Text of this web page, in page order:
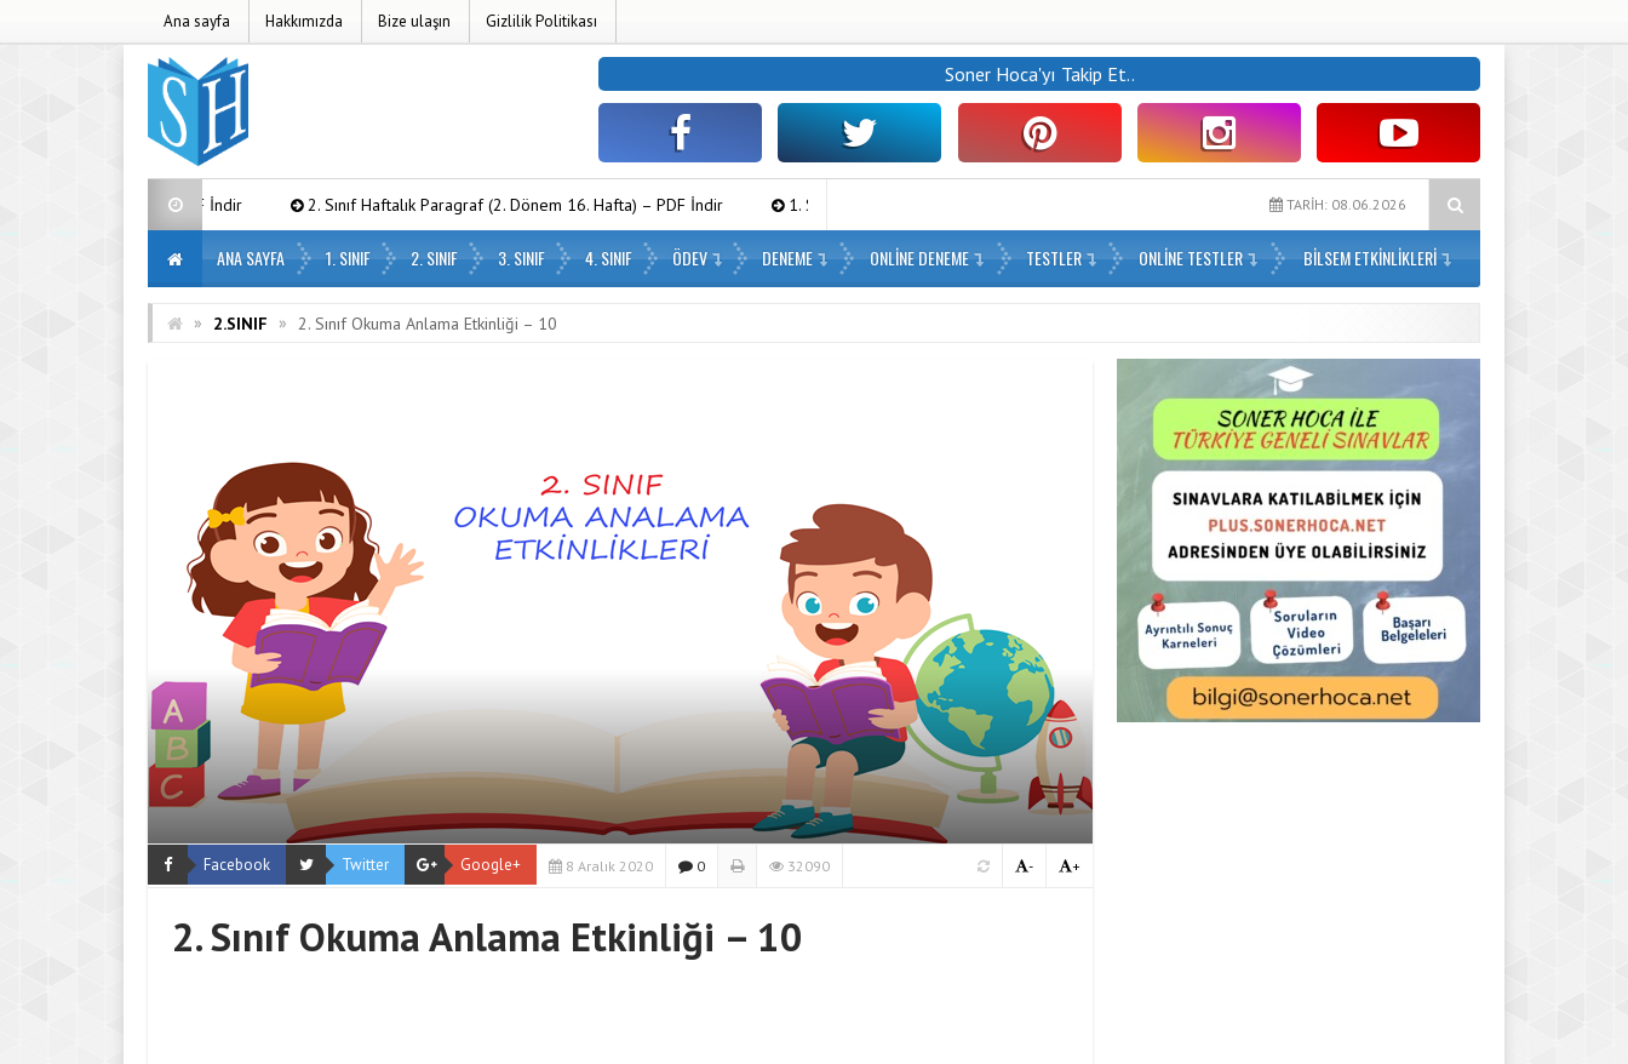
Ana sayfa Hakkımızda Bize ulaşın Gizlilik Politikası
Soner Hoca'yı Takip Et..
2. Sınıf Haftalık Paragraf (2. Dönem 16. Hafta) – PDF İndir 1. Sınıf Haftalık Paragraf (2. Dönem 16. Hafta) – PDF İndir 3. Sınıf Haftalık Paragraf (2. Dönem 15. Hafta) – PDF İndir
TARİH: 08.06.2026
ANA SAYFA 1. SINIF 2. SINIF 3. SINIF 4. SINIF ÖDEV DENEME ONLINE DENEME TESTLER ONLİNE TESTLER BILSEM ETKINLIKLERI
» 2.SINIF » 2. Sınıf Okuma Anlama Etkinliği – 10
Facebook Twitter Google+ 8 Aralık 2020 0 32090 +
-
2. Sınıf Okuma Anlama Etkinliği – 10